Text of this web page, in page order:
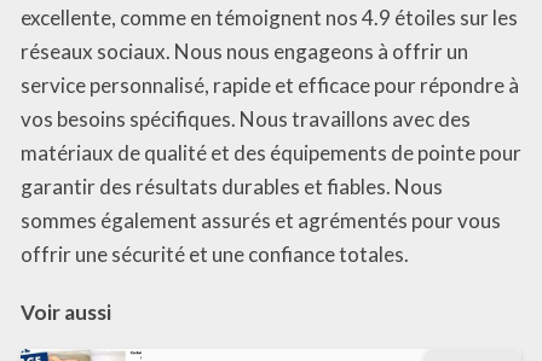
excellente, comme en témoignent nos 4.9 étoiles sur les
réseaux sociaux. Nous nous engageons à offrir un
service personnalisé, rapide et efficace pour répondre à
vos besoins spécifiques. Nous travaillons avec des
matériaux de qualité et des équipements de pointe pour
garantir des résultats durables et fiables. Nous
sommes également assurés et agrémentés pour vous
offrir une sécurité et une confiance totales.
Voir aussi